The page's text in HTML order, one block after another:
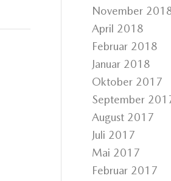
November
April 2018
Februar 2018
Januar 2018
Oktober 2017
September
August 2017
Juli 2017
Mai 2017
Februar 2017